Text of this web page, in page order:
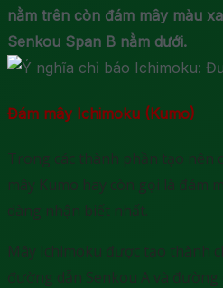
nằm trên còn đám mây màu
Senkou Span B nằm dưới.
Đám mây Ichimoku (Kumo)
Trong các thành phần tạo nên
mây Kumo hay còn gọi là đám
dàng nhận biết nhất.
Mây Ichimoku được tạo thành
đường dẫn Senkou A và